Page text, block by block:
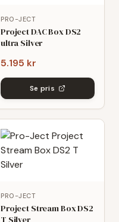
PRO-JECT
Project DAC Box DS2
ultra Silver
5.195 kr
Se pris
PRO-JECT
Project Stream Box DS2
T Silver